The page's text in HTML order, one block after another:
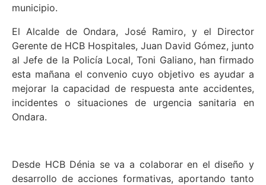
municipio.
El Alcalde de Ondara, José Ramiro, y el Director
Gerente de HCB Hospitales, Juan David Gómez, junto
al Jefe de la Policía Local, Toni Galiano, han firmado
esta mañana el convenio cuyo objetivo es ayudar a
mejorar la capacidad de respuesta ante accidentes,
incidentes o situaciones de urgencia sanitaria en
Ondara.
Desde HCB Dénia se va a colaborar en el diseño y
desarrollo de acciones formativas, aportando tanto